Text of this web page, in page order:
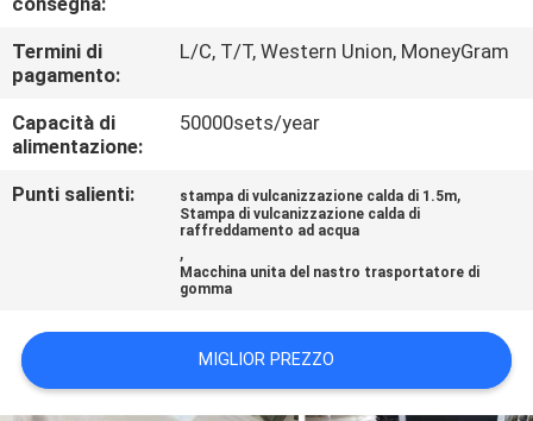
CASI
MAPPA
DEL
Termini di
pagamento:
L/C, T/T, Western Union, MoneyGram
Capacità di
alimentazione:
50000sets/year
Punti salienti: stampa di vulcanizzazione calda di 1.5m,
Stampa di vulcanizzazione calda di
raffreddamento ad acqua
,
Macchina unita del nastro trasportatore di
gomma
MIGLIOR PREZZO